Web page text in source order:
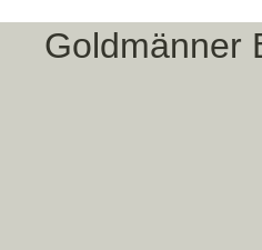
Goldmänner